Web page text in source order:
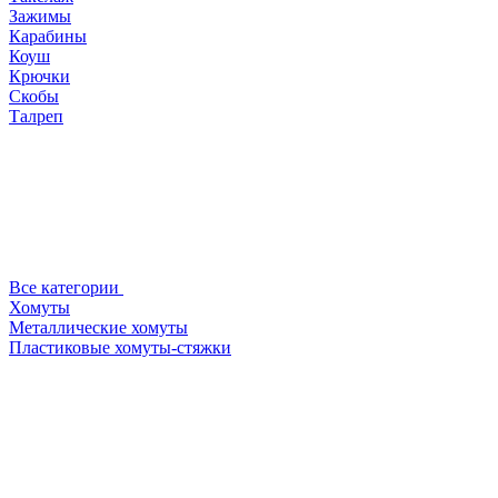
Зажимы
Карабины
Коуш
Крючки
Скобы
Талреп
Все категории
Хомуты
Металлические хомуты
Пластиковые хомуты-стяжки